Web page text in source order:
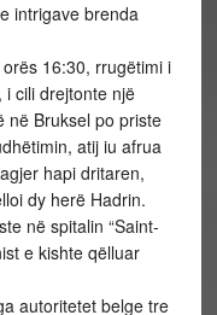
intrigave brenda
16:30, rrugëtimi i
i cili drejtonte një
në Bruksel po priste
atij iu afrua
hapi dritaren,
dy herë Hadrin.
në spitalin “Saint-
e kishte qëlluar
autoritetet belge tre